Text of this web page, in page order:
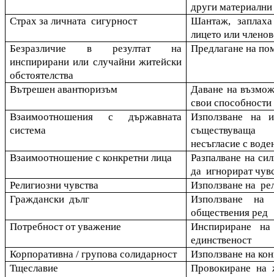
други
Страх за личната сигурност
Шантаж,
лицето или
Безразличие в резултат на
инспирирани или случайни житейски
обстоятелства
Предлагане на
Вътрешен авантюризъм
Даване на
свои
Взаимоотношения с държавната
система
Използване на
съществуваща
несъгласие с
Взаимоотношение с конкретни лица
Разпалване на
да игнорират
Религиозни чувства
Използване на
Граждански дълг
Използване
обществения ред
Потребност от уважение
Инспириране
единственост
Корпоративна / групова солидарност
Използване на
Тщеславие
Провокиране на